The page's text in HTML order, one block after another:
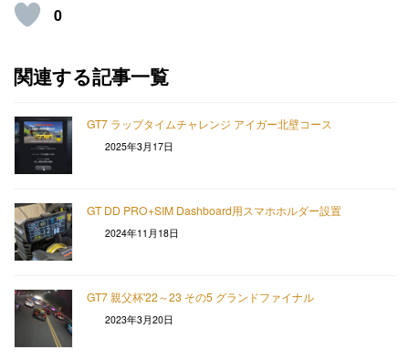
0
関連する記事一覧
GT7 ラップタイムチャレンジ アイガー北壁コース
2025年3月17日
GT DD PRO+SIM Dashboard用スマホホルダー設置
2024年11月18日
GT7 親父杯'22～23 その5 グランドファイナル
2023年3月20日